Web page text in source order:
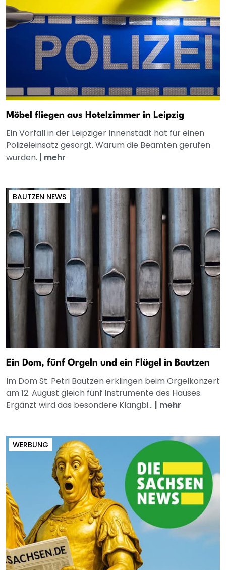
Möbel fliegen aus Hotelzimmer in Leipzig
Ein Vorfall in der Leipziger Innenstadt hat für einen
Polizeieinsatz gesorgt. Warum die Beamten gerufen
wurden. | mehr
BAUTZEN NEWS
Ein Dom, fünf Orgeln und ein Flügel in Bautzen
Im Dom St. Petri Bautzen erklingen beim Orgelkonzert
am 12. August gleich fünf Instrumente des Hauses.
Ergänzt wird das besondere Klangbi... | mehr
WERBUNG